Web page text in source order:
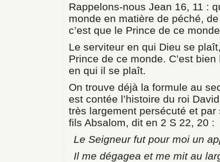
Rappelons-nous Jean 16, 11 :
monde en matière de péché,
c’est que le Prince de ce
Le serviteur en qui Dieu se
Prince de ce monde. C’est
en qui il se plaît.
On trouve déjà la formule au
est contée l’histoire du roi
très largement persécuté et
fils Absalom, dit en 2 S 22, 20 :
Le Seigneur fut pour moi un
Il me dégagea et me mit au